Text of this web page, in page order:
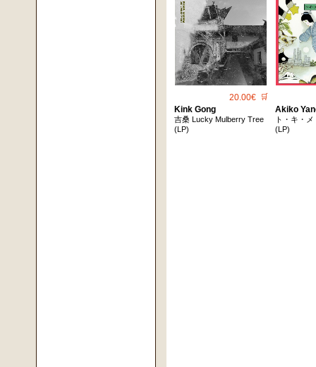
20.00€ 🛒
Kink Gong
吉桑 Lucky Mulberry Tree
(LP)
Akiko
ト・キ・
(LP)